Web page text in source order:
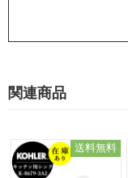
関連商品
送料無料